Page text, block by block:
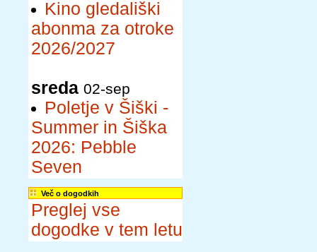
Kino gledališki
abonma za otroke
2026/2027
sreda 02-sep
Poletje v Šiški -
Summer in Šiška
2026: Pebble
Seven
Več o dogodkih
Preglej vse
dogodke v tem letu